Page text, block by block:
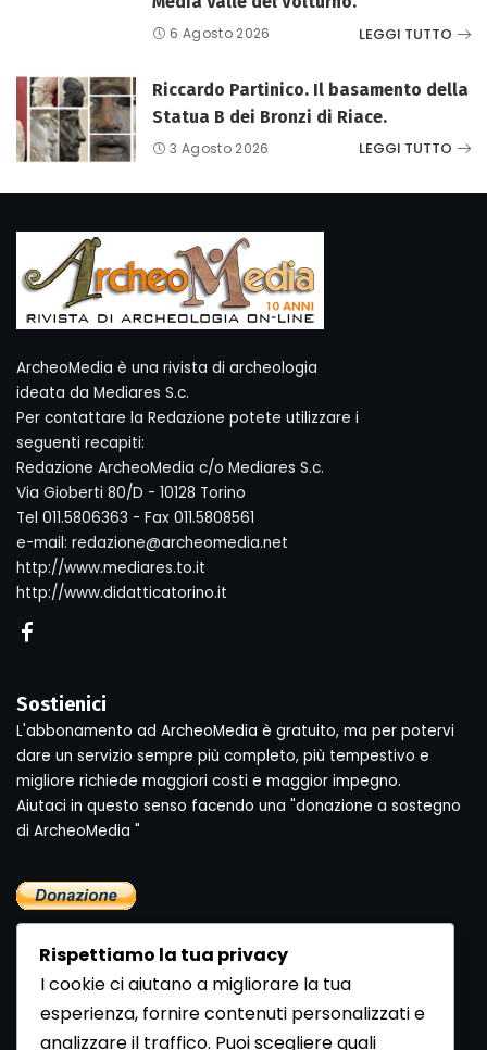
6 Agosto 2026 LEGGI TUTTO
Riccardo Partinico. Il basamento della
Statua B dei Bronzi di Riace.
3 Agosto 2026 LEGGI TUTTO
ArcheoMedia è una rivista di archeologia
ideata da Mediares S.c.
Per contattare la Redazione potete utilizzare i
seguenti recapiti:
Redazione ArcheoMedia c/o Mediares S.c.
Via Gioberti 80/D - 10128 Torino
Tel 011.5806363 - Fax 011.5808561
e-mail: redazione@archeomedia.net
http://www.mediares.to.it
http://www.didatticatorino.it
Sostienici
L'abbonamento ad ArcheoMedia è gratuito, ma per potervi
dare un servizio sempre più completo, più tempestivo e
migliore richiede maggiori costi e maggior impegno.
Aiutaci in questo senso facendo una "donazione a sostegno
di ArcheoMedia "
Rispettiamo la tua privacy
I cookie ci aiutano a migliorare la tua
esperienza, fornire contenuti personalizzati e
analizzare il traffico. Puoi scegliere quali